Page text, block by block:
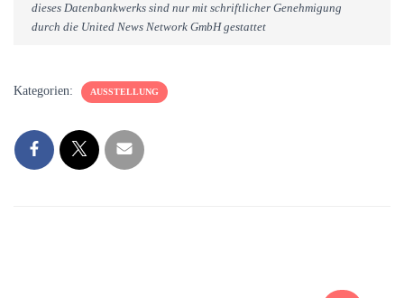
dieses Datenbankwerks sind nur mit schriftlicher Genehmigung
durch die United News Network GmbH gestattet
Kategorien: AUSSTELLUNG